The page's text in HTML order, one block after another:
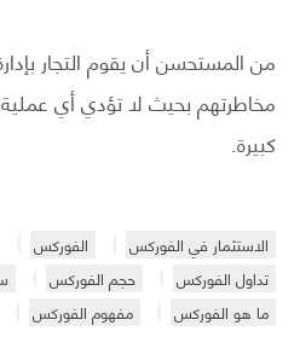
من المستحسن أن يقوم التجار
مخاطرتهم بحيث لا تؤدي أي
كبيرة.
الاستثمار في الفوركس الفوركس
تداول الفوركس
حجم الفوركس
ما هو الفوركس
مفهوم الفوركس